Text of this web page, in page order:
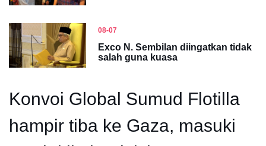
08-07
Exco N. Sembilan diingatkan tidak
salah guna kuasa
Konvoi Global Sumud Flotilla
hampir tiba ke Gaza, masuki